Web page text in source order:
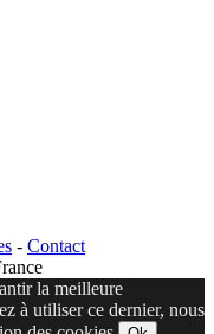
- Contact
la meilleure
à utiliser ce dernier, nous